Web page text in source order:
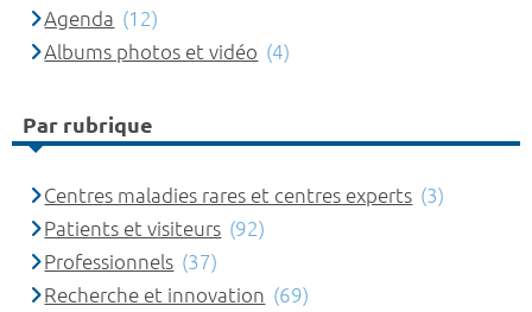
Agenda (12)
Albums photos et vidéo (4)
Par rubrique
Centres maladies rares et centres experts (3)
Patients et visiteurs (92)
Professionnels (37)
Recherche et innovation (69)